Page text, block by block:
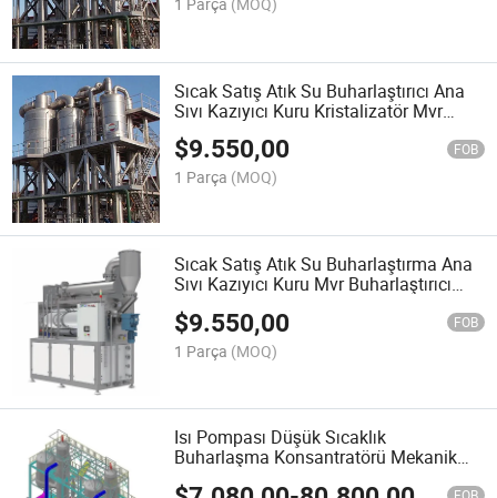
Sıcak Satış Atık Su Buharlaştırıcı Ana
Sıvı Kazıyıcı Kuru Kristalizatör Mvr
Buharlaştırıcı
$9.550,00 FOB
1 Parça (MOQ)
Sıcak Satış Atık Su Buharlaştırma Ana
Sıvı Kazıyıcı Kuru Mvr Buharlaştırıcı
Konsantresi için
$9.550,00 FOB
1 Parça (MOQ)
Isı Pompası Düşük Sıcaklık
Buharlaşma Konsantratörü Mekanik
Buhar Sıkıştırma Kristalizatörü